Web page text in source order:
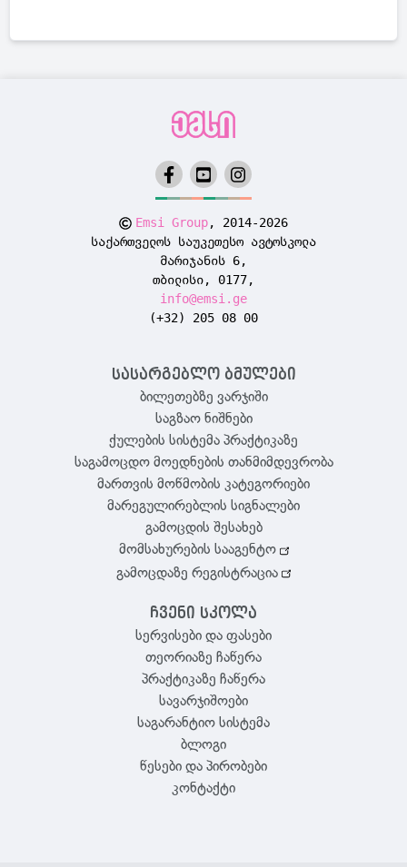
Emsi Group, 2014-2026
საქართველოს საუკეთესო ავტოსკოლა
მარიჯანის 6,
თბილისი, 0177,
info@emsi.ge
(+32) 205 08 00
სასარგებლო ბმულები
ბილეთებზე ვარჯიში
საგზაო ნიშნები
ქულების სისტემა პრაქტიკაზე
საგამოცდო მოედნების თანმიმდევრობა
მართვის მოწმობის კატეგორიები
მარეგულირებლის სიგნალები
გამოცდის შესახებ
მომსახურების სააგენტო
გამოცდაზე რეგისტრაცია
ჩვენი სკოლა
სერვისები და ფასები
თეორიაზე ჩაწერა
პრაქტიკაზე ჩაწერა
სავარჯიშოები
საგარანტიო სისტემა
ბლოგი
წესები და პირობები
კონტაქტი